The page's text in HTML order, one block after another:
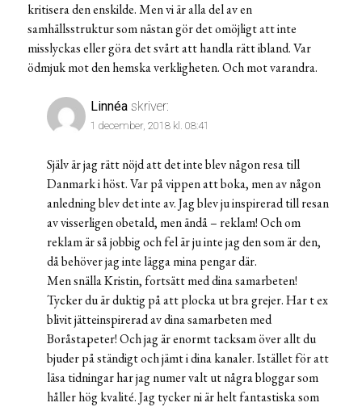
kritisera den enskilde. Men vi är alla del av en
samhällsstruktur som nästan gör det omöjligt att inte
misslyckas eller göra det svårt att handla rätt ibland. Var
ödmjuk mot den hemska verkligheten. Och mot varandra.
Linnéa skriver:
1 december, 2018 kl. 08:41
Själv är jag rätt nöjd att det inte blev någon resa till
Danmark i höst. Var på vippen att boka, men av någon
anledning blev det inte av. Jag blev ju inspirerad till resan
av visserligen obetald, men ändå – reklam! Och om
reklam är så jobbig och fel är ju inte jag den som är den,
då behöver jag inte lägga mina pengar där.
Men snälla Kristin, fortsätt med dina samarbeten!
Tycker du är duktig på att plocka ut bra grejer. Har t ex
blivit jätteinspirerad av dina samarbeten med
Boråstapeter! Och jag är enormt tacksam över allt du
bjuder på ständigt och jämt i dina kanaler. Istället för att
läsa tidningar har jag numer valt ut några bloggar som
håller hög kvalité. Jag tycker ni är helt fantastiska som